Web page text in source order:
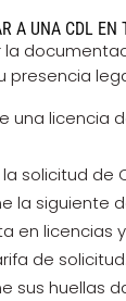
A UNA CDL EN
presencia
una licencia
solicitud de
la siguiente
en licencias
de solicitud.
sus huellas